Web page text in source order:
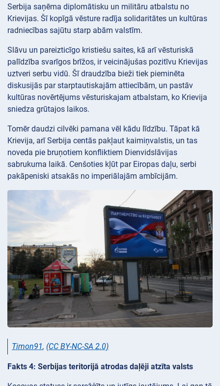
Serbija saņēma diplomātisku un militāru atbalstu no
Krievijas. Šī kopīgā vēsture radīja solidaritātes un kultūras
radniecības sajūtu starp abām valstīm.
Slāvu un pareizticīgo kristiešu saites, kā arī vēsturiskā
palīdzība svarīgos brīžos, ir veicinājušas pozitīvu Krievijas
uztveri serbu vidū. Šī draudzība bieži tiek pieminēta
diskusijās par starptautiskajām attiecībām, un pastāv
kultūras novērtējums vēsturiskajam atbalstam, ko Krievija
sniedza grūtajos laikos.
Tomēr daudzi cilvēki pamana vēl kādu līdzību. Tāpat kā
Krievija, arī Serbija centās pakļaut kaimiņvalstis, un tas
noveda pie bruņotiem konfliktiem Dienvidslāvijas
sabrukuma laikā. Cenšoties kļūt par Eiropas daļu, serbi
pakāpeniski atsakās no imperiālajām ambīcijām.
Timon91, (CC BY-NC-SA 2.0)
Fakts 4: Serbijas teritorijā atrodas daļēji atzīta valsts